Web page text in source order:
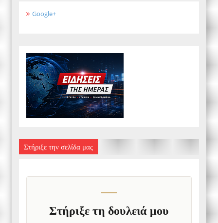
Google+
Στήριξε την σελίδα μας
Στήριξε τη δουλειά μου